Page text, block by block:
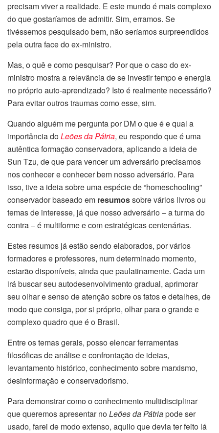
precisam viver a realidade. E este mundo é mais complexo
do que gostaríamos de admitir. Sim, erramos. Se
tivéssemos pesquisado bem, não seríamos surpreendidos
pela outra face do ex-ministro.
Mas, o quê e como pesquisar? Por que o caso do ex-
ministro mostra a relevância de se investir tempo e energia
no próprio auto-aprendizado? Isto é realmente necessário?
Para evitar outros traumas como esse, sim.
Quando alguém me pergunta por DM o que é e qual a
importância doLeões da Pátria, eu respondo que é uma
autêntica formação conservadora, aplicando a ideia de
Sun Tzu, de que para vencer um adversário precisamos
nos conhecer e conhecer bem nosso adversário. Para
isso, tive a ideia sobre uma espécie de “homeschooling”
conservador baseado em resumossobre vários livros ou
temas de interesse, já que nosso adversário – a turma do
contra – é multiforme e com estratégicas centenárias.
Estes resumos já estão sendo elaborados, por vários
formadores e professores, num determinado momento,
estarão disponíveis, ainda que paulatinamente. Cada um
irá buscar seu autodesenvolvimento gradual, aprimorar
seu olhar e senso de atenção sobre os fatos e detalhes, de
modo que consiga, por si próprio, olhar para o grande e
complexo quadro que é o Brasil.
Entre os temas gerais, posso elencar ferramentas
filosóficas de análise e confrontação de ideias,
levantamento histórico, conhecimento sobre marxismo,
desinformação e conservadorismo.
Para demonstrar como o conhecimento multidisciplinar
que queremos apresentar noLeões da Pátriapode ser
usado, farei de modo extenso, aquilo que devia ter feito lá